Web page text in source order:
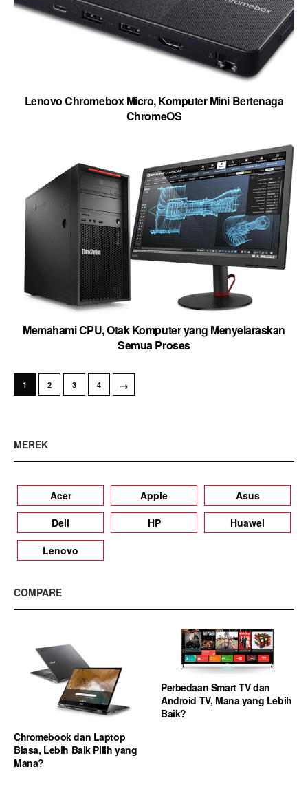
Lenovo Chromebox Micro, Komputer Mini Bertenaga
ChromeOS
Memahami CPU, Otak Komputer yang Menyelaraskan
Semua Proses
1 2 3 4 →
MEREK
Acer Apple
Asus
Dell
HP
Huawei
Lenovo
COMPARE
Chromebook dan Laptop
Biasa, Lebih Baik Pilih yang
Mana?
Perbedaan Smart TV dan
Android TV, Mana yang Lebih
Baik?